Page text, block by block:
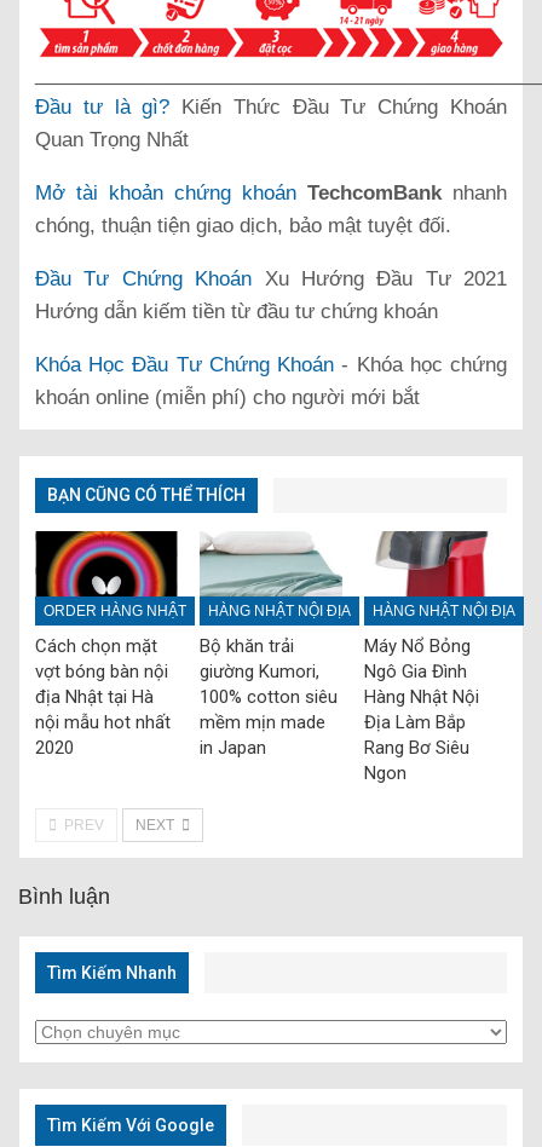
Đầu tư là gì? Kiến Thức Đầu Tư Chứng Khoán
Quan Trọng Nhất
Mở tài khoản chứng khoán TechcomBank nhanh
chóng, thuận tiện giao dịch, bảo mật tuyệt đối.
Đầu Tư Chứng Khoán Xu Hướng Đầu Tư 2021
Hướng dẫn kiếm tiền từ đầu tư chứng khoán
Khóa Học Đầu Tư Chứng Khoán - Khóa học chứng
khoán online (miễn phí) cho người mới bắt
BẠN CŨNG CÓ THỂ THÍCH
ORDER HÀNG NHẬT
Cách chọn mặt
vợt bóng bàn nội
địa Nhật tại Hà
nội mẫu hot nhất
2020
HÀNG NHẬT NỘI ĐỊA
Bộ khăn trải
giường Kumori,
100% cotton siêu
mềm mịn made
in Japan
HÀNG NHẬT NỘI ĐỊA
Máy Nổ Bỏng
Ngô Gia Đình
Hàng Nhật Nội
Địa Làm Bắp
Rang Bơ Siêu
Ngon
PREV NEXT
Bình luận
Tìm Kiếm Nhanh
Tìm
Kiếm
Nhanh
Tìm Kiếm Với Google